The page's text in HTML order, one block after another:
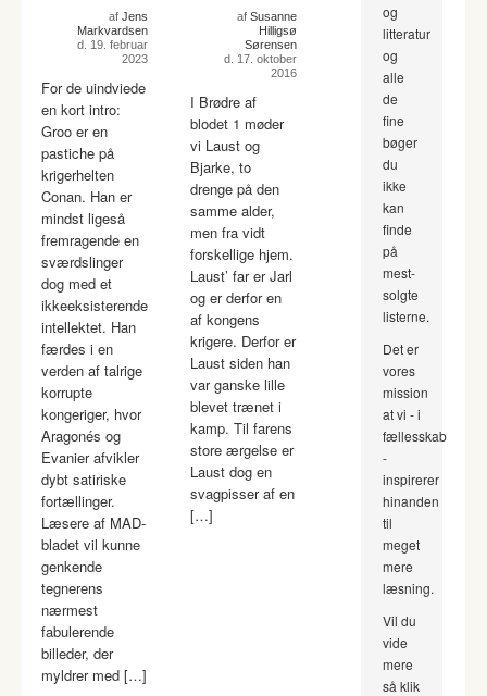
af Jens
Markvardsen
d. 19. februar
2023
For de uindviede
en kort intro:
Groo er en
pastiche på
krigerhelten
Conan. Han er
mindst ligeså
fremragende en
sværdslinger
dog med et
ikkeeksisterende
intellektet. Han
færdes i en
verden af talrige
korrupte
kongeriger, hvor
Aragonés og
Evanier afvikler
dybt satiriske
fortællinger.
Læsere af MAD-
bladet vil kunne
genkende
tegnerens
nærmest
fabulerende
billeder, der
myldrer med […]
af Susanne
Hilligsø
Sørensen
d. 17. oktober
2016
I Brødre af
blodet 1 møder
vi Laust og
Bjarke, to
drenge på den
samme alder,
men fra vidt
forskellige hjem.
Laust’ far er Jarl
og er derfor en
af kongens
krigere. Derfor er
Laust siden han
var ganske lille
blevet trænet i
kamp. Til farens
store ærgelse er
Laust dog en
svagpisser af en
[…]
og
litteratur
og
alle
de
fine
bøger
du
ikke
kan
finde
på
mest-
solgte
listerne.
Det er
vores
mission
at vi - i
fællesskab
-
inspirerer
hinanden
til
meget
mere
læsning.
Vil du
vide
mere
så klik